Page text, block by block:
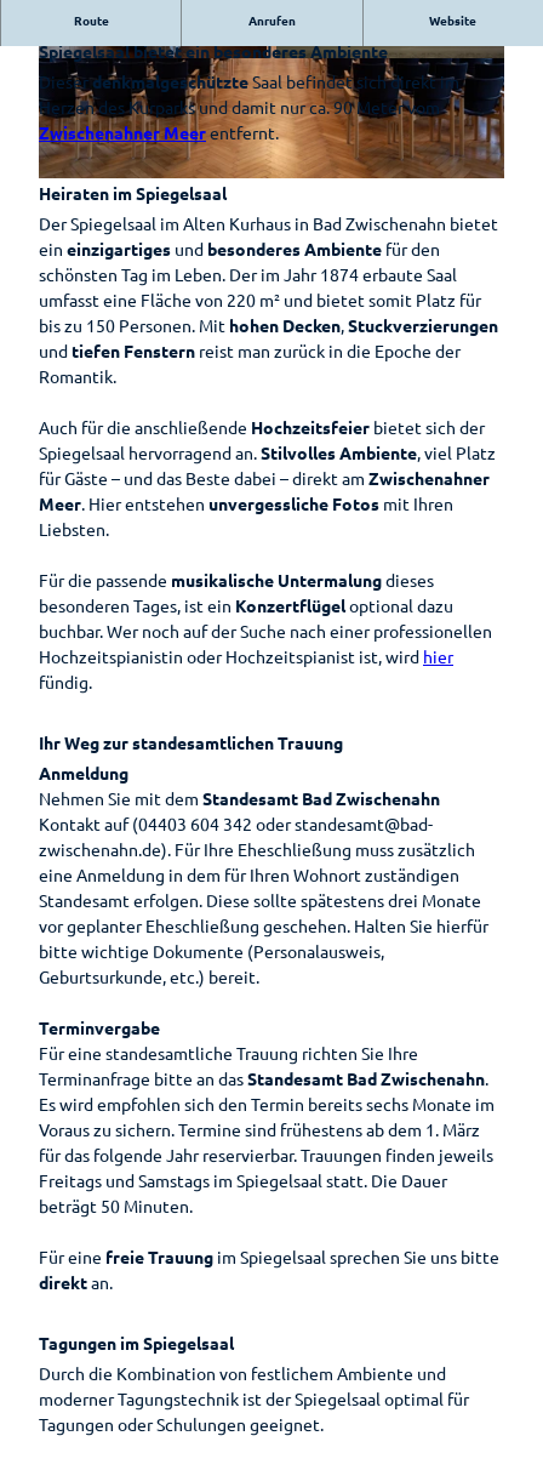
Pauschalen
Barrierefreier
Urlaub
am Badepark
is(s)t
leckerGRÜN
Bad
Zwischenahner
Woche
Weinfest am
Meer
Sport-Events
Shantys
Ticket-Shop
Ladestationen
Fahrradverleih
Zwischenahner
Smoortaal
Ammerländer
Löffeltrunk
So schmeckt
Bad
Zwischenahn
Gärten
Rhododendron
Schaugärten
offenen
Gartens
Entdeckungsreise
Erlebnis-
Shop
Freizeitführer
Meer
Auf
dem
Wasser
Einkaufen
Shoppingf
ührer
Parkplatz
he
Toiletten
Sehenswürdig
keiten
Mühlen
Museen
Gästeführungen
Gruppenangebote
Gesundheit
Auf
einen
Gesundheitsführer
Kneipp
Fünf
Säulen
Wasser
Ernährun
g
Bewegu
ng
Lebenso
rdnung
Badekur
Prävention
Planen
Gästekarte
Anreise
Karte
Reiseversicherung
Tourist-
Information
© Bad Zwischenahner Touristik GmbH |
© Bad Zwischenahner Touristik GmbH |
CC-BY-SA
© Bad Zwischenahner Touristik GmbH |
CC-BY-SA
Route Anrufen Website
Ob Trauungen, Geburtstagsfeiern oder Tagungen - der
Spiegelsaal bietet ein besonderes Ambiente
DieserdenkmalgeschützteSaal befindet sich direkt im
Herzen des Kurparks und damit nur ca. 90 Meter vom
Zwischenahner Meerentfernt.
Heiraten im Spiegelsaal
Der Spiegelsaal im Alten Kurhaus in Bad Zwischenahn bietet
ein einzigartiges und besonderes Ambiente für den
schönsten Tag im Leben. Der im Jahr 1874 erbaute Saal
umfasst eine Fläche von 220 m² und bietet somit Platz für
bis zu 150 Personen. Mit hohen Decken,Stuckverzierungen
undtiefen Fenstern reist man zurück in die Epoche der
Romantik.
Auch für die anschließende Hochzeitsfeier bietet sich der
Spiegelsaal hervorragend an.Stilvolles Ambiente, viel Platz
für Gäste – und das Beste dabei – direkt am Zwischenahner
Meer. Hier entstehen unvergessliche Fotos mit Ihren
Liebsten.
Für die passende musikalische Untermalungdieses
besonderen Tages, ist ein Konzertflügeloptional dazu
buchbar. Wer noch auf der Suche nach einer professionellen
Hochzeitspianistin oder Hochzeitspianist ist, wird hier
fündig.
Ihr Weg zur standesamtlichen Trauung
Anmeldung
Nehmen Sie mit dem Standesamt Bad Zwischenahn
Kontakt auf (04403 604 342 oder standesamt@bad-
zwischenahn.de). Für Ihre Eheschließung muss zusätzlich
eine Anmeldung in dem für Ihren Wohnort zuständigen
Standesamt erfolgen. Diese sollte spätestens drei Monate
vor geplanter Eheschließung geschehen. Halten Sie hierfür
bitte wichtige Dokumente (Personalausweis,
Geburtsurkunde, etc.) bereit.
Terminvergabe
Für eine standesamtliche Trauung richten Sie Ihre
Terminanfrage bitte an dasStandesamt Bad Zwischenahn.
Es wird empfohlen sich den Termin bereits sechs Monate im
Voraus zu sichern. Termine sind frühestens ab dem 1. März
für das folgende Jahr reservierbar. Trauungen finden jeweils
Freitags und Samstags im Spiegelsaal statt. Die Dauer
beträgt 50 Minuten.
Für eine freie Trauung im Spiegelsaal sprechen Sie uns bitte
direktan.
Tagungen im Spiegelsaal
Durch die Kombination von festlichem Ambiente und
moderner Tagungstechnik ist der Spiegelsaal optimal für
Tagungen oder Schulungen geeignet.